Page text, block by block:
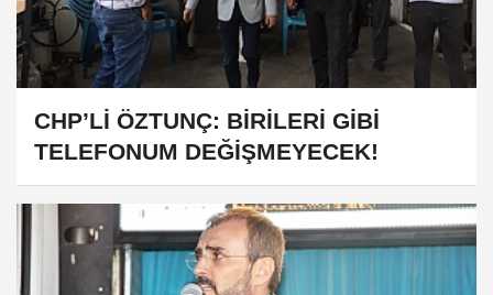
CHP’Lİ ÖZTUNÇ: BİRİLERİ GİBİ
TELEFONUM DEĞİŞMEYECEK!